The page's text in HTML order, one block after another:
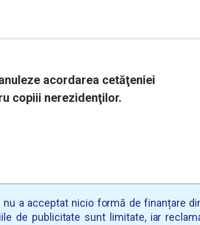
acordarea cetăţeniei
copiii nerezidenţilor.
nu a acceptat nicio formă de finanțare
de publicitate sunt limitate, iar